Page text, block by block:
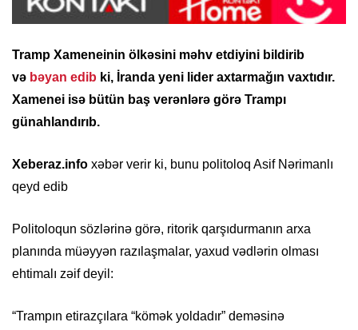
Tramp Xameneinin ölkəsini məhv etdiyini bildirib
və bəyan edib ki, İranda yeni lider axtarmağın vaxtıdır.
Xamenei isə bütün baş verənlərə görə Trampı
günahlandırıb.
Xeberaz.info xəbər verir ki, bunu politoloq Asif Nərimanlı
qeyd edib
Politoloqun sözlərinə görə, ritorik qarşıdurmanın arxa
planında müəyyən razılaşmalar, yaxud vədlərin olması
ehtimalı zəif deyil:
“Trampın etirazçılara “kömək yoldadır” deməsinə